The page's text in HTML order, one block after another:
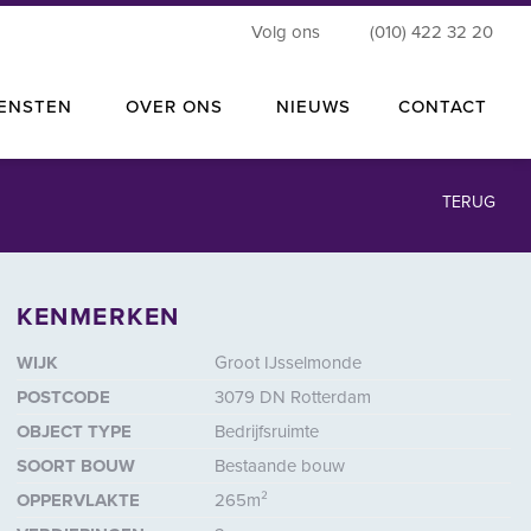
Volg ons (010) 422 32 20
OVER ONS NIEUWS CONTACT
TERUG
KENMERKEN
WIJK
Groot IJsselmonde
POSTCODE
3079 DN Rotterdam
OBJECT TYPE
Bedrijfsruimte
SOORT BOUW
Bestaande bouw
OPPERVLAKTE
265m²